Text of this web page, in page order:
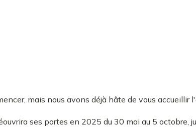
mais nous avons déjà hâte de vous accueillir
ses portes en 2025 du 30 mai au 5 octobre,